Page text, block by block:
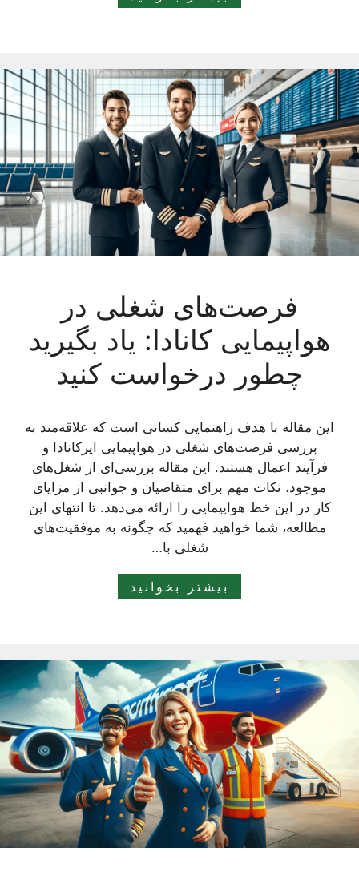
‏فرصت‌های شغلی در
هواپیمایی کانادا: یاد بگیرید
چطور درخواست کنید
این مقاله با هدف راهنمایی کسانی است که علاقه‌مند به
بررسی فرصت‌های شغلی در هواپیمایی ایر‌کانادا و
فرآیند اعمال هستند. این مقاله بررسی‌ای از شغل‌های
موجود، نکات مهم برای متقاضیان و جوانبی از مزایای
کار در این خط هواپیمایی را ارائه می‌دهد. تا انتهای این
مطالعه، شما خواهید فهمید که چگونه به موفقیت‌های
شغلی با…
بیشتر بخوانید